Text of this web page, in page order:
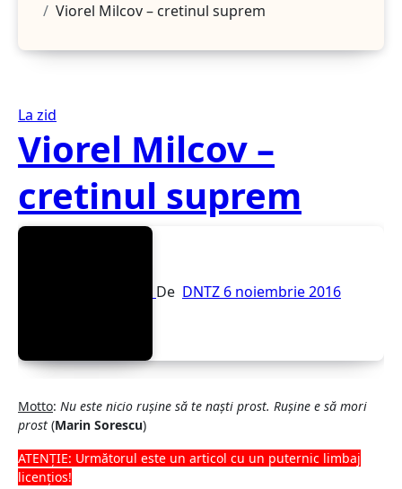
Viorel Milcov – cretinul suprem
La zid
Viorel Milcov –
cretinul suprem
De DNTZ 6 noiembrie 2016
Motto: Nu este nicio ruşine să te naşti prost. Ruşine e să mori
prost (Marin Sorescu)
ATENŢIE: Următorul este un articol cu un puternic limbaj
licenţios!